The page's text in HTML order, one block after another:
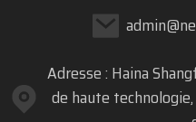
Adresse : Haina
de haute